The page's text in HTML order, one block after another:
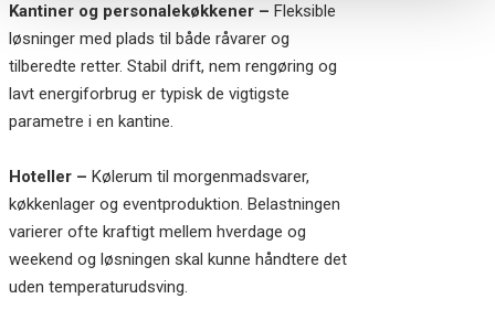
Kantiner og personalekøkkener – Fleksible
løsninger med plads til både råvarer og
tilberedte retter. Stabil drift, nem rengøring og
lavt energiforbrug er typisk de vigtigste
parametre i en kantine.
Hoteller – Kølerum til morgenmadsvarer,
køkkenlager og eventproduktion. Belastningen
varierer ofte kraftigt mellem hverdage og
weekend og løsningen skal kunne håndtere det
uden temperaturudsving.